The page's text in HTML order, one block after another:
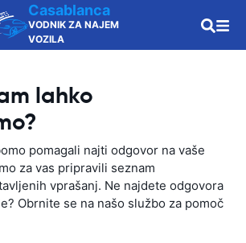
Casablanca
VODNIK ZA NAJEM
VOZILA
lahko
pomagali najti odgovor na vaše
za vas pripravili seznam
vprašanj. Ne najdete odgovora
Obrnite se na našo službo za pomoč